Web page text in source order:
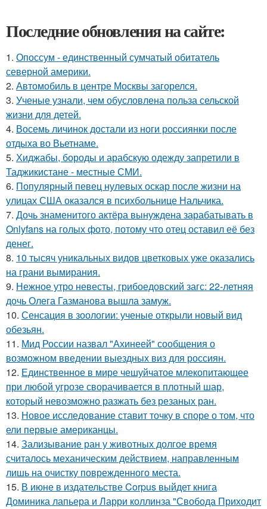
Последние обновления на сайте:
1. Опоссум - единственный сумчатый обитатель
северной америки.
2. Автомобиль в центре Москвы загорелся.
3. Ученые узнали, чем обусловлена польза сельской
жизни для детей.
4. Восемь личинок достали из ноги россиянки после
отдыха во Вьетнаме.
5. Хиджабы, бороды и арабскую одежду запретили в
Таджикистане - местные СМИ.
6. Популярный певец нулевых оскар после жизни на
улицах США оказался в психбольнице Нальчика.
7. Дочь знаменитого актёра вынуждена зарабатывать в
Onlyfans на голых фото, потому что отец оставил её без
денег.
8. 10 тысяч уникальных видов цветковых уже оказались
на грани вымирания.
9. Нежное утро невесты, грибоедовский загс: 22-летняя
дочь Олега Газманова вышла замуж.
10. Сенсация в зоологии: ученые открыли новый вид
обезьян.
11. Мид России назвал "Ахинеей" сообщения о
возможном введении выездных виз для россиян.
12. Единственное в мире чешуйчатое млекопитающее
при любой угрозе сворачивается в плотный шар,
который невозможно разжать без резаных ран.
13. Новое исследование ставит точку в споре о том, что
ели первые американцы.
14. Зализывание ран у животных долгое время
считалось механическим действием, направленным
лишь на очистку поврежденного места.
15. В июне в издательстве Corpus выйдет книга
Доминика лапьера и Ларри коллинза "Свобода Приходит